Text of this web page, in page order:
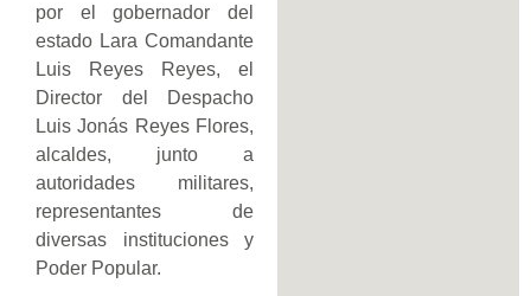
por el gobernador del
estado Lara Comandante
Luis Reyes Reyes, el
Director del Despacho
Luis Jonás Reyes Flores,
alcaldes, junto a
autoridades militares,
representantes de
diversas instituciones y
Poder Popular.